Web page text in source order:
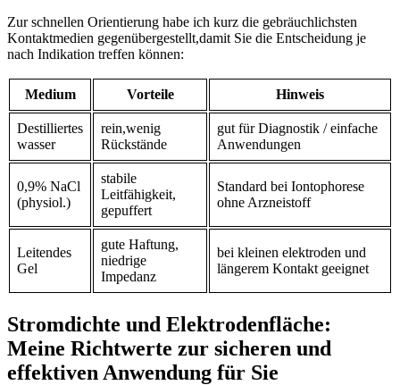
Zur schnellen Orientierung habe ich kurz die​ gebräuchlichsten​
Kontaktmedien⁢ gegenübergestellt,damit Sie‍ die Entscheidung je
nach Indikation treffen ⁢können:
Medium Vorteile Hinweis
Destilliertes
wasser
rein,wenig
Rückstände
gut für Diagnostik ‍/‍ einfache
Anwendungen
0,9% NaCl
‌(physiol.)
stabile
Leitfähigkeit,
gepuffert
Standard bei Iontophorese
⁢ohne ‌Arzneistoff
Leitendes
Gel
gute Haftung,
niedrige‍
Impedanz
bei kleinen elektroden und
längerem Kontakt ‌geeignet
Stromdichte und Elektrodenfläche:
Meine Richtwerte ⁤zur⁢ sicheren und
effektiven Anwendung für ⁤Sie